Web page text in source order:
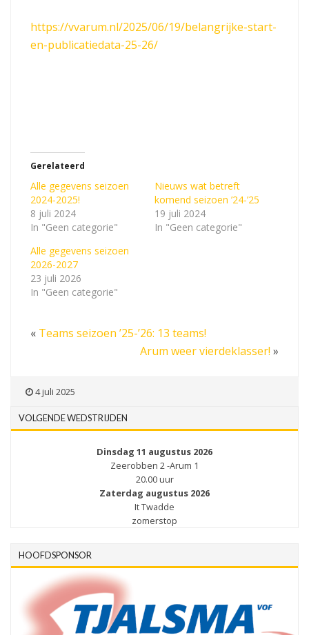
https://vvarum.nl/2025/06/19/belangrijke-start-
en-publicatiedata-25-26/
Gerelateerd
Alle gegevens seizoen
2024-2025!
8 juli 2024
In "Geen categorie"
Nieuws wat betreft
komend seizoen ’24-’25
19 juli 2024
In "Geen categorie"
Alle gegevens seizoen
2026-2027
23 juli 2026
In "Geen categorie"
« Teams seizoen ’25-’26: 13 teams!
Arum weer vierdeklasser! »
4 juli 2025
VOLGENDE WEDSTRIJDEN
Dinsdag 11 augustus 2026
Zeerobben 2 -Arum 1
20.00 uur
Zaterdag augustus 2026
It Twadde
zomerstop
HOOFDSPONSOR